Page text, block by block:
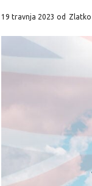
19 travnja 2023 od Zlatko